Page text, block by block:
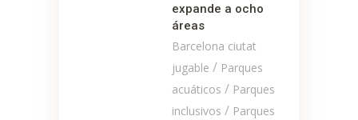
expande a ocho
áreas
Barcelona ciutat
jugable / Parques
acuáticos / Parques
inclusivos / Parques